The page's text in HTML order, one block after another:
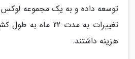
توسعه داده و به یک مجموعه لوکس
هزینه داشتند.